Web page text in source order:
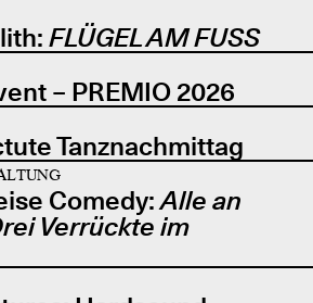
FLÜGEL AM FUSS
– PREMIO 2026
Tanznachmittag
Comedy:Alle an
Verrückte im